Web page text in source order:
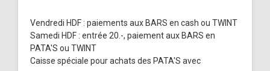
Vendredi HDF : paiements aux BARS en cash ou TWINT
Samedi HDF : entrée 20.-, paiement aux BARS en
PATA'S ou TWINT
Caisse spéciale pour achats des PATA'S avec